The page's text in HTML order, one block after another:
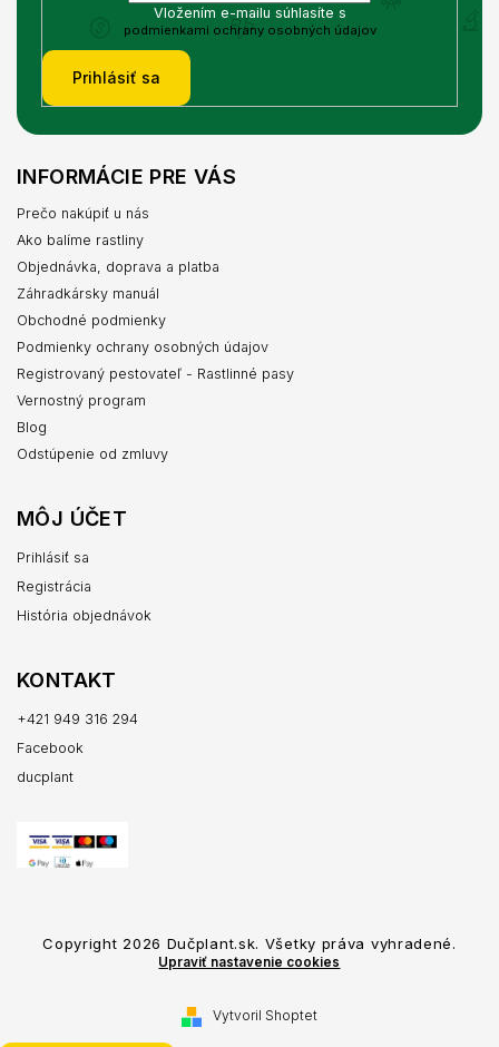
Vložením e-mailu súhlasíte s
podmienkami ochrany osobných údajov
Prihlásiť sa
INFORMÁCIE PRE VÁS
Prečo nakúpiť u nás
Ako balíme rastliny
Objednávka, doprava a platba
Záhradkársky manuál
Obchodné podmienky
Podmienky ochrany osobných údajov
Registrovaný pestovateľ - Rastlinné pasy
Vernostný program
Blog
Odstúpenie od zmluvy
MÔJ ÚČET
Prihlásiť sa
Registrácia
História objednávok
KONTAKT
+421 949 316 294
Facebook
ducplant
Vytvoril Shoptet
Copyright 2026 Dučplant.sk. Všetky práva vyhradené.
Upraviť nastavenie cookies